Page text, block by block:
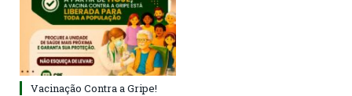
Vacinação Contra a Gripe!